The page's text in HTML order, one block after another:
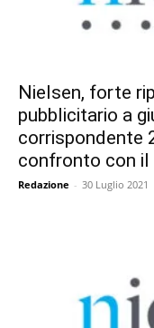
Nielsen, forte
pubblicitario a
corrispondente
confronto con il
Redazione - 30 Luglio 2021